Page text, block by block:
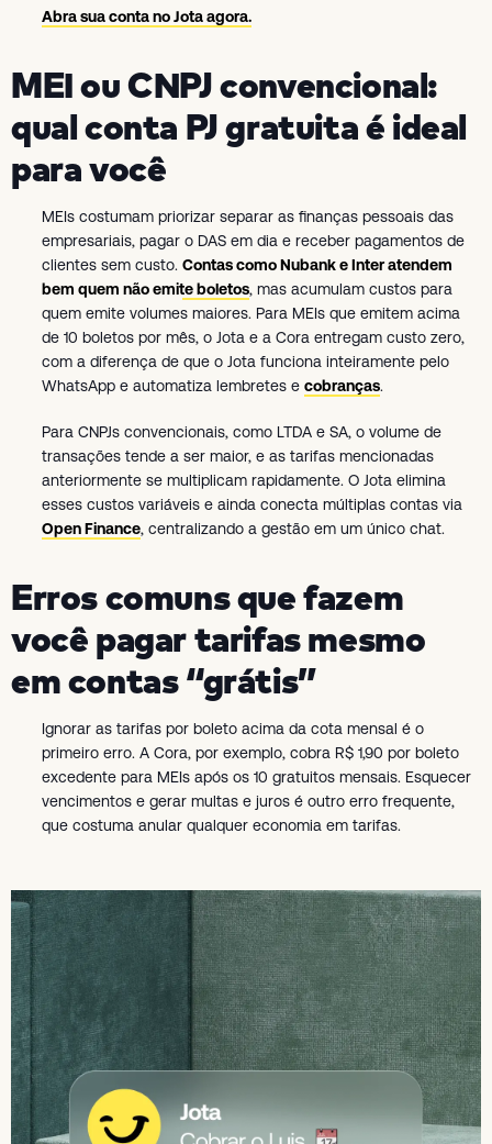
Abra sua conta no Jota agora.
MEI ou CNPJ convencional:
qual conta PJ gratuita é ideal
para você
MEIs costumam priorizar separar as finanças pessoais das
empresariais, pagar o DAS em dia e receber pagamentos de
clientes sem custo. Contas como Nubank e Inter atendem
bem quem não emite boletos, mas acumulam custos para
quem emite volumes maiores. Para MEIs que emitem acima
de 10 boletos por mês, o Jota e a Cora entregam custo zero,
com a diferença de que o Jota funciona inteiramente pelo
WhatsApp e automatiza lembretes e cobranças.
Para CNPJs convencionais, como LTDA e SA, o volume de
transações tende a ser maior, e as tarifas mencionadas
anteriormente se multiplicam rapidamente. O Jota elimina
esses custos variáveis e ainda conecta múltiplas contas via
Open Finance, centralizando a gestão em um único chat.
Erros comuns que fazem
você pagar tarifas mesmo
em contas “grátis”
Ignorar as tarifas por boleto acima da cota mensal é o
primeiro erro. A Cora, por exemplo, cobra R$ 1,90 por boleto
excedente para MEIs após os 10 gratuitos mensais. Esquecer
vencimentos e gerar multas e juros é outro erro frequente,
que costuma anular qualquer economia em tarifas.